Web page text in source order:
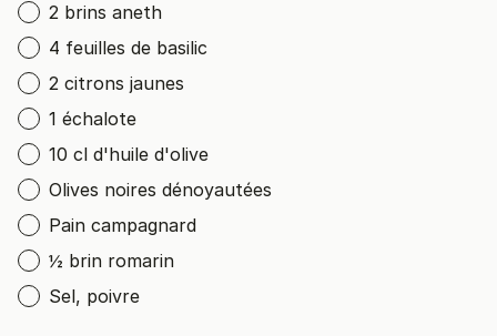
2 brins aneth
4 feuilles de basilic
2 citrons jaunes
1 échalote
10 cl d'huile d'olive
Olives noires dénoyautées
Pain campagnard
½ brin romarin
Sel, poivre